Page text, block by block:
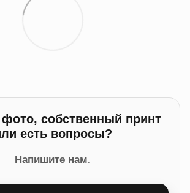
фото, собственный принт
есть вопросы?
Напишите нам.